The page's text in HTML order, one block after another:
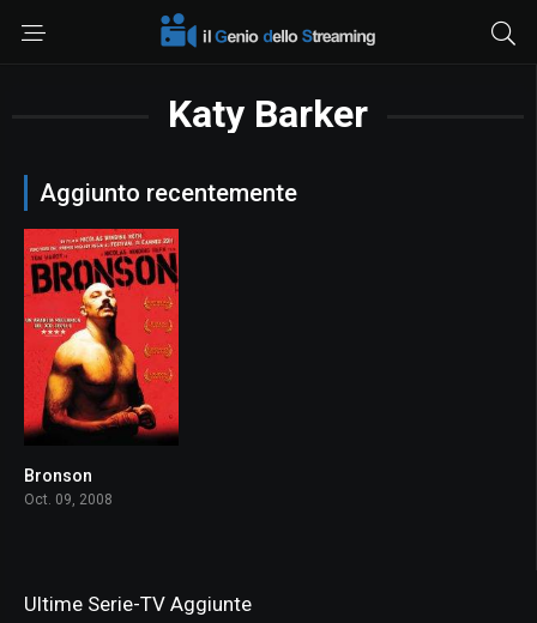
Katy Barker
Aggiunto recentemente
Bronson
Oct. 09, 2008
Ultime Serie-TV Aggiunte